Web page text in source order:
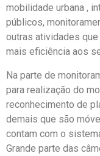
mobilidade urbana ,
públicos,
outras atividades
mais eficiência aos
Na parte de
para realização do
reconhecimento de
demais que são
contam com o
Grande parte das